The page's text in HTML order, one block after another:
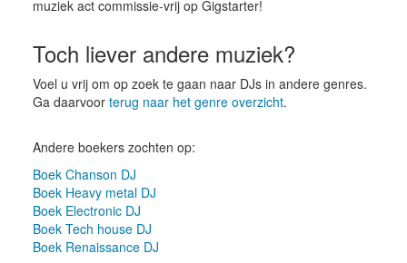
muziek act commissie-vrij op Gigstarter!
Toch liever andere muziek?
Voel u vrij om op zoek te gaan naar DJs in andere genres.
Ga daarvoor terug naar het genre overzicht.
Andere boekers zochten op:
Boek Chanson DJ
Boek Heavy metal DJ
Boek Electronic DJ
Boek Tech house DJ
Boek Renaissance DJ